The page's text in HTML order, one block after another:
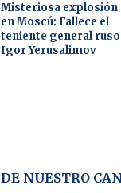
Misteriosa explosión
en Moscú: Fallece el
teniente general ruso
Igor Yerusalimov
DE NUESTRO